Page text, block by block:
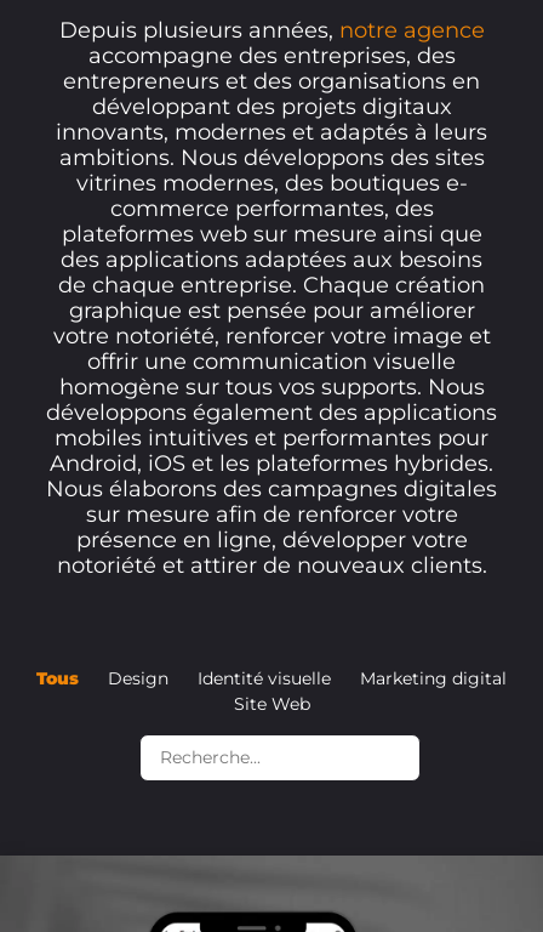
Depuis plusieurs années, notre agence
accompagne des entreprises, des
entrepreneurs et des organisations en
développant des projets digitaux
innovants, modernes et adaptés à leurs
ambitions. Nous développons des sites
vitrines modernes, des boutiques e-
commerce performantes, des
plateformes web sur mesure ainsi que
des applications adaptées aux besoins
de chaque entreprise. Chaque création
graphique est pensée pour améliorer
votre notoriété, renforcer votre image et
offrir une communication visuelle
homogène sur tous vos supports. Nous
développons également des applications
mobiles intuitives et performantes pour
Android, iOS et les plateformes hybrides.
Nous élaborons des campagnes digitales
sur mesure afin de renforcer votre
présence en ligne, développer votre
notoriété et attirer de nouveaux clients.
Tous Design Identité visuelle
Marketing digital
Site Web